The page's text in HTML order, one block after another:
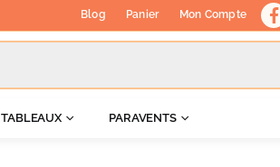
Blog Panier Mon Compte
TABLEAUX PARAVENTS